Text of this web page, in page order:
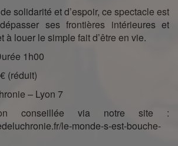
solidarité et d’espoir, ce spectacle est
ses frontières intérieures et
à louer le simple fait d’être en vie.
1h00
(réduit)
– Lyon 7
conseillée via notre site :
le-monde-s-est-bouche-